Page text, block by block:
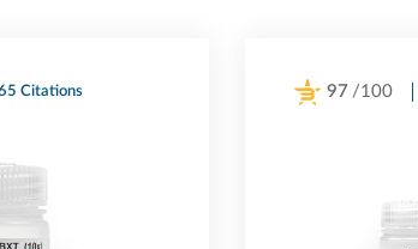
Citations 97 /100